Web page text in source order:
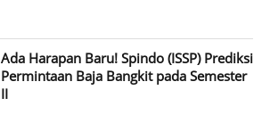
Ada Harapan Baru! Spindo (ISSP) Prediksi
Permintaan Baja Bangkit pada Semester
II